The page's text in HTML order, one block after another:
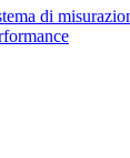
di